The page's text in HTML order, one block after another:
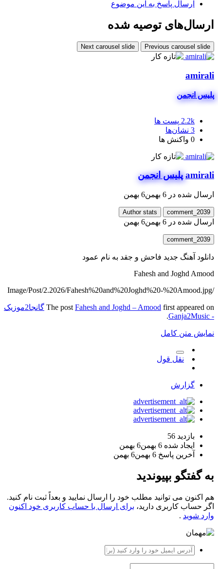
ارسال پاسخ به این موضوع
ارسال‌های توصیه شده
Previous carousel slide
Next carousel slide
amirali
پلیس انجمن
2.2k پست ها
3 نشان‌ها
0 واکنش ها
amirali پلیس انجمن
ارسال شده در 6 بهمن 6 بهمن
comment_2039
Author stats
ارسال شده در 6 بهمن 6 بهمن
comment_2039
دانلود آهنگ جدید فاحش و جقد به نام عمود
Fahesh and Joghd Amood
/Image/Post/2.2026/Fahesh%20and%20Joghd%20-%20Amood.jpg
The post Fahesh and Joghd – Amood first appeared on
گانجا2موزیک
- Ganja2Music
.
نمایش متن کامل
نقل قول
گزارش
بازدید 56
ایجاد شده 6 بهمن
6 بهمن
آخرین پاسخ 6 بهمن 6 بهمن
به گفتگو بپیوندید
هم اکنون می توانید مطلب خود را ارسال نمایید و بعداً ثبت نام کنید.
اگر حساب کاربری دارید، برای ارسال با حساب کاربری خود اکنون
وارد شوید .